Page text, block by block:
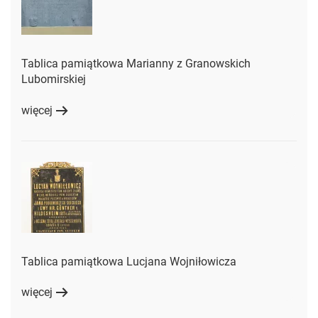
Tablica pamiątkowa Marianny z Granowskich
Lubomirskiej
więcej
Tablica pamiątkowa Lucjana Wojniłowicza
więcej